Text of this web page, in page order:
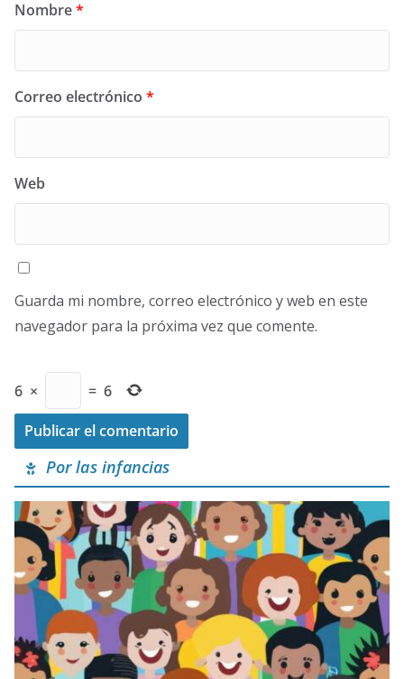
Nombre*
Correo electrónico *
Web
Guarda mi nombre, correo electrónico y web en este
navegador para la próxima vez que comente.
6 × = 6
Por las infancias